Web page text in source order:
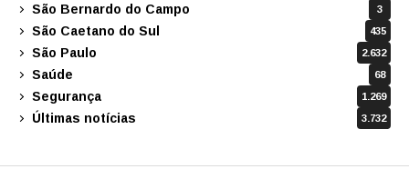
São Bernardo do Campo 3
São Caetano do Sul 435
São Paulo 2.632
Saúde 68
Segurança 1.269
Últimas notícias 3.732